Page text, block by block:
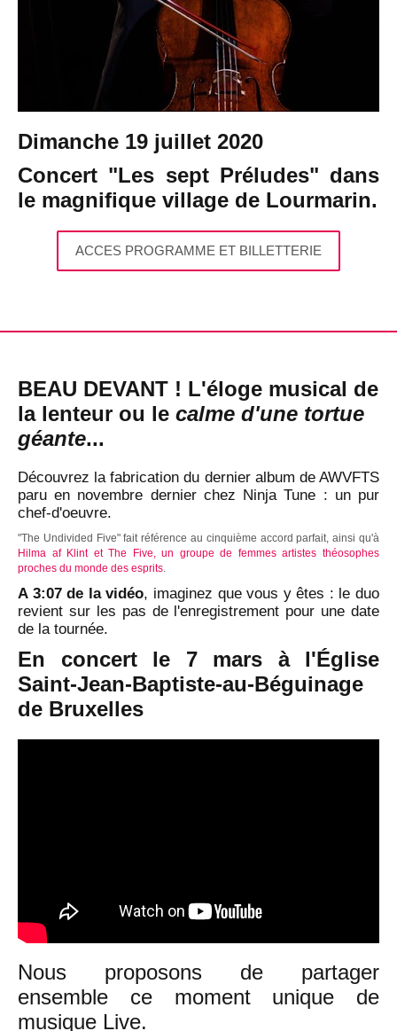
Dimanche 19 juillet 2020
Concert "Les sept Préludes" dans
le magnifique village de Lourmarin.
ACCES PROGRAMME ET BILLETTERIE
BEAU DEVANT ! L'éloge musical de
la lenteur ou le calme d'une tortue
géante...
Découvrez la fabrication du dernier album de AWVFTS
paru en novembre dernier chez Ninja Tune : un pur
chef-d'oeuvre.
"The Undivided Five" fait référence au cinquième accord parfait, ainsi qu'à
Hilma af Klint et The Five, un groupe de femmes artistes théosophes
proches du monde des esprits
A 3:07 de la vidéo, imaginez que vous y êtes : le duo
revient sur les pas de l'enregistrement pour une date
de la tournée.
En concert le 7 mars à l'Église
Saint-Jean-Baptiste-au-Béguinage
de Bruxelles
Nous proposons de partager
ensemble ce moment unique de
musique Live.